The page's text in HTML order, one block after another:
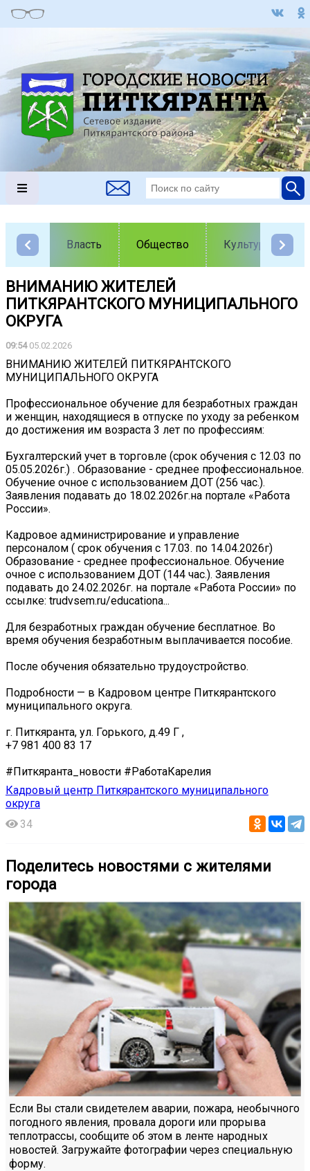
Власть Общество Культура
ВНИМАНИЮ ЖИТЕЛЕЙ
ПИТКЯРАНТСКОГО МУНИЦИПАЛЬНОГО
ОКРУГА
09:5405.02.2026
ВНИМАНИЮ ЖИТЕЛЕЙ ПИТКЯРАНТСКОГО
МУНИЦИПАЛЬНОГО ОКРУГА
Профессиональное обучение для безработных граждан
и женщин, находящиеся в отпуске по уходу за ребенком
до достижения им возраста 3 лет по профессиям:
Бухгалтерский учет в торговле (срок обучения с 12.03 по
05.05.2026г.) . Образование - среднее профессиональное.
Обучение очное с использованием ДОТ (256 час.).
Заявления подавать до 18.02.2026г.на портале «Работа
России».
Кадровое администрирование и управление
персоналом ( срок обучения с 17.03. по 14.04.2026г)
Образование - среднее профессиональное. Обучение
очное с использованием ДОТ (144 час.). Заявления
подавать до 24.02.2026г. на портале «Работа России» по
ссылке: trudvsem.ru/educationa...
Для безработных граждан обучение бесплатное. Во
время обучения безработным выплачивается пособие.
После обучения обязательно трудоустройство.
Подробности — в Кадровом центре Питкярантского
муниципального округа.
г. Питкяранта, ул. Горького, д.49 Г ,
+7 981 400 83 17
#Питкяранта_новости #РаботаКарелия
Кадровый центр Питкярантского муниципального
округа
34
Поделитесь новостями с жителями
города
Если Вы стали свидетелем аварии, пожара, необычного
погодного явления, провала дороги или прорыва
теплотрассы, сообщите об этом в ленте народных
новостей. Загружайте фотографии через специальную
форму.